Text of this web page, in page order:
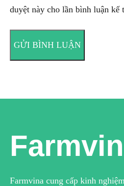
duyệt này cho lần bình luận kế
Farmvina cung cấp kinh